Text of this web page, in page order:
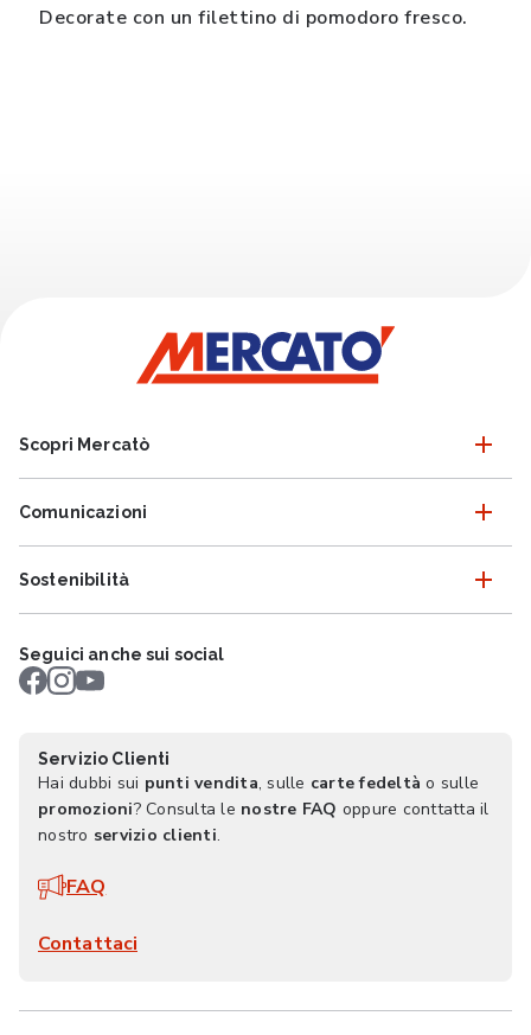
Decorate con un filettino di pomodoro fresco.
Scopri Mercatò
Comunicazioni
Sostenibilità
Seguici anche sui social
Servizio Clienti
Hai dubbi sui punti vendita, sulle carte fedeltà o sulle
promozioni? Consulta le nostre FAQ oppure conttatta il
nostro servizio clienti.
FAQ
Contattaci